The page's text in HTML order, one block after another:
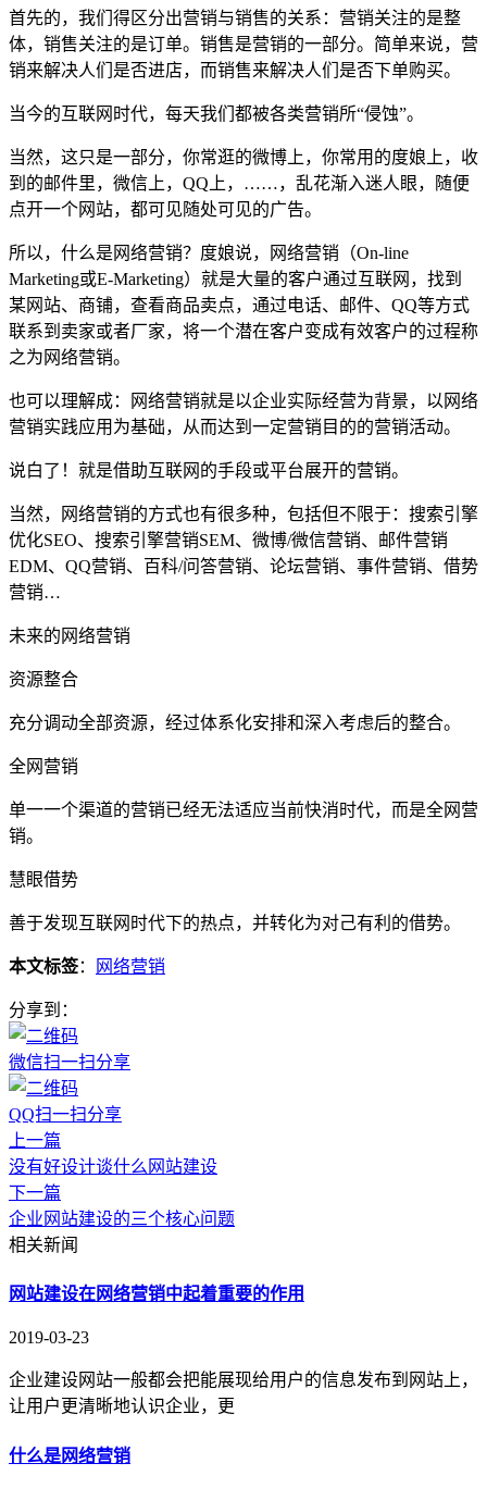
首先的，我们得区分出营销与销售的关系：营销关注的是整
体，销售关注的是订单。销售是营销的一部分。简单来说，营
销来解决人们是否进店，而销售来解决人们是否下单购买。
当今的互联网时代，每天我们都被各类营销所“侵蚀”。
当然，这只是一部分，你常逛的微博上，你常用的度娘上，收
到的邮件里，微信上，QQ上，……，乱花渐入迷人眼，随便
点开一个网站，都可见随处可见的广告。
所以，什么是网络营销？度娘说，网络营销（On-line
Marketing或E-Marketing）就是大量的客户通过互联网，找到
某网站、商铺，查看商品卖点，通过电话、邮件、QQ等方式
联系到卖家或者厂家，将一个潜在客户变成有效客户的过程称
之为网络营销。
也可以理解成：网络营销就是以企业实际经营为背景，以网络
营销实践应用为基础，从而达到一定营销目的的营销活动。
说白了！就是借助互联网的手段或平台展开的营销。
当然，网络营销的方式也有很多种，包括但不限于：搜索引擎
优化SEO、搜索引擎营销SEM、微博/微信营销、邮件营销
EDM、QQ营销、百科/问答营销、论坛营销、事件营销、借势
营销…
未来的网络营销
资源整合
充分调动全部资源，经过体系化安排和深入考虑后的整合。
全网营销
单一一个渠道的营销已经无法适应当前快消时代，而是全网营
销。
慧眼借势
善于发现互联网时代下的热点，并转化为对己有利的借势。
本文标签： 网络营销
分享到：
微信扫一扫分享
QQ扫一扫分享
上一篇
没有好设计谈什么网站建设
下一篇
企业网站建设的三个核心问题
相关新闻
网站建设在网络营销中起着重要的作用
2019-03-23
企业建设网站一般都会把能展现给用户的信息发布到网站上，
让用户更清晰地认识企业，更
什么是网络营销